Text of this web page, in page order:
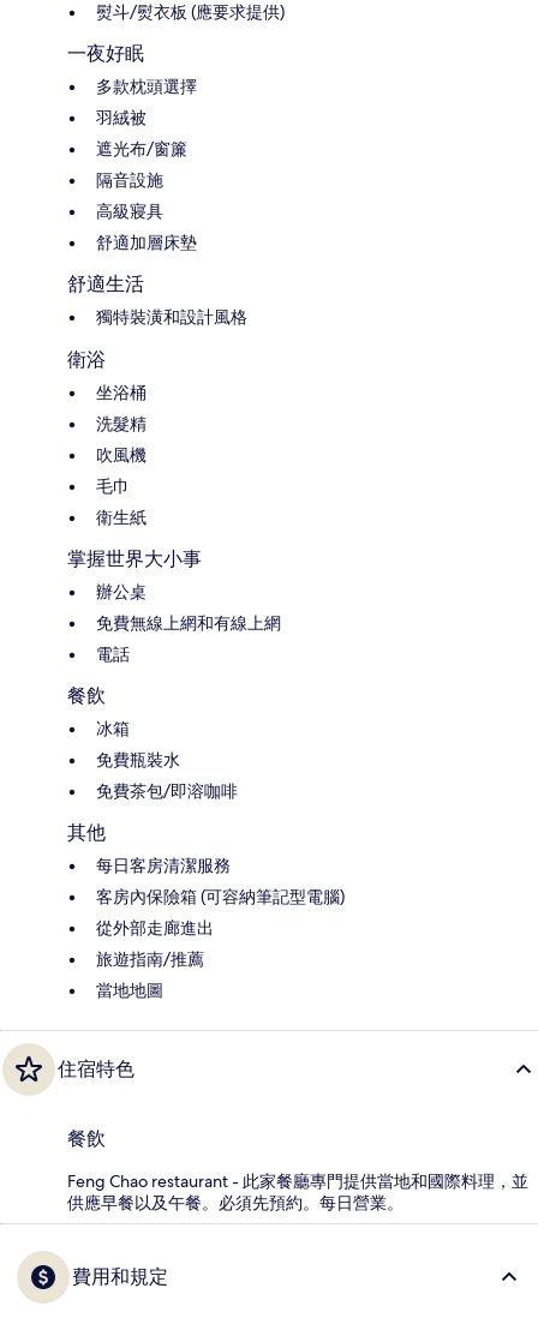
熨斗/熨衣板 (應要求提供)
一夜好眠
多款枕頭選擇
羽絨被
遮光布/窗簾
隔音設施
高級寢具
舒適加層床墊
舒適生活
獨特裝潢和設計風格
衛浴
坐浴桶
洗髮精
吹風機
毛巾
衛生紙
掌握世界大小事
辦公桌
免費無線上網和有線上網
電話
餐飲
冰箱
免費瓶裝水
免費茶包/即溶咖啡
其他
每日客房清潔服務
客房內保險箱 (可容納筆記型電腦)
從外部走廊進出
旅遊指南/推薦
當地地圖
住宿特色
餐飲
Feng Chao restaurant - 此家餐廳專門提供當地和國際料理，並
供應早餐以及午餐。必須先預約。每日營業。
費用和規定